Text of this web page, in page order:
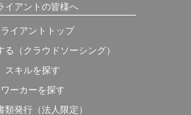
イアントの皆様へ
イアントトップ
る（クラウドソーシング）
スキルを探す
ワーカーを探す
類発行（法人限定）